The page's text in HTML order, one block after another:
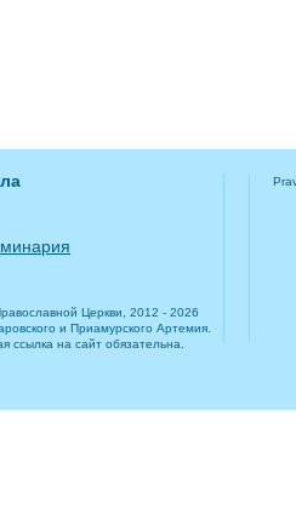
Церкви, 2012 - 2026
и Приамурского Артемия.
ссылка на сайт обязательна.